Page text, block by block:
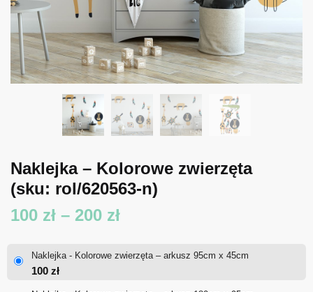
Naklejka – Kolorowe zwierzęta
(sku: rol/620563-n)
100 zł – 200 złZakres
Naklejka - Kolorowe zwierzęta – arkusz 95cm x 45cm
100 zł